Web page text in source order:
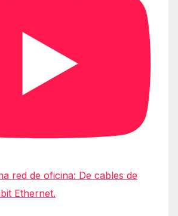
red de oficina: De cables de
Ethernet.